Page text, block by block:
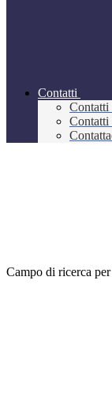
Contatti
Contatti
Contatti
Campo di ricerca